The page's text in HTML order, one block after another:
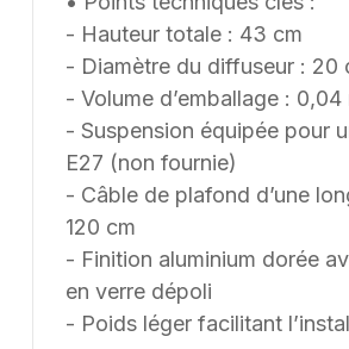
- Hauteur totale : 43 cm
- Diamètre du diffuseur : 20
- Volume d’emballage : 0,04
- Suspension équipée pour
E27 (non fournie)
- Câble de plafond d’une
120 cm
- Finition aluminium dorée
en verre dépoli
- Poids léger facilitant